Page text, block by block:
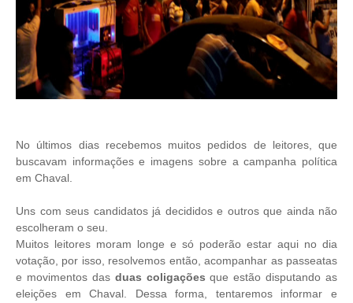
No últimos dias recebemos muitos pedidos de leitores, que
buscavam informações e imagens sobre a campanha política
em Chaval.
Uns com seus candidatos já decididos e outros que ainda não
escolheram o seu.
Muitos leitores moram longe e só poderão estar aqui no dia
votação, por isso, resolvemos então, acompanhar as passeatas
e movimentos das duas coligações que estão disputando as
eleições em Chaval. Dessa forma, tentaremos informar e